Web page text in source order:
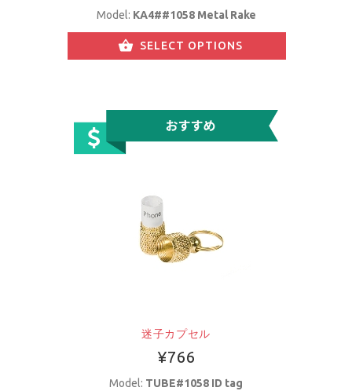
Model: KA4##1058 Metal Rake
SELECT OPTIONS
迷子カプセル
¥766
Model: TUBE#1058 ID tag